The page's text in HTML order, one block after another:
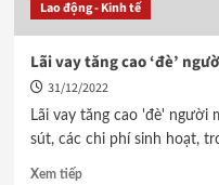
Lao động - Kinh tế
Lãi vay tăng cao ‘đè’
31/12/2022
Lãi vay tăng cao 'đè' người
sút, các chi phí sinh hoạt,
Xem tiếp